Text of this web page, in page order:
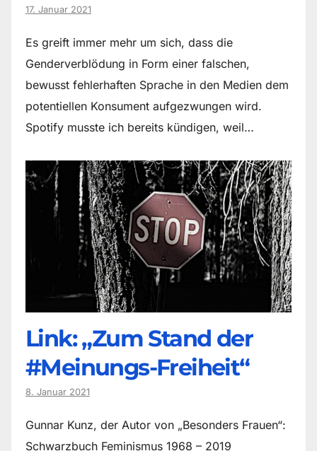
17. Januar 2021
Es greift immer mehr um sich, dass die
Genderverblödung in Form einer falschen,
bewusst fehlerhaften Sprache in den Medien dem
potentiellen Konsument aufgezwungen wird.
Spotify musste ich bereits kündigen, weil…
Link: „Zum Stand der
#Meinungs-Freiheit“
8. Januar 2021
Gunnar Kunz, der Autor von „Besonders Frauen“:
Schwarzbuch Feminismus 1968 – 2019